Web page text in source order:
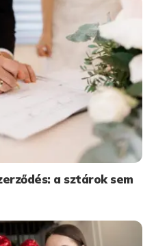
a sztárok sem